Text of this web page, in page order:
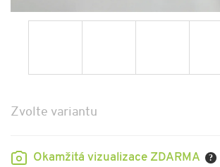
Zvolte variantu
Okamžitá vizualizace ZDARMA ?